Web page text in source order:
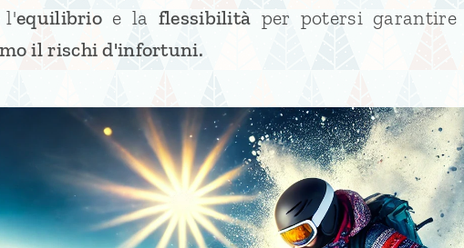
l'equilibrio e la flessibilità per potersi
il rischi d'infortuni.